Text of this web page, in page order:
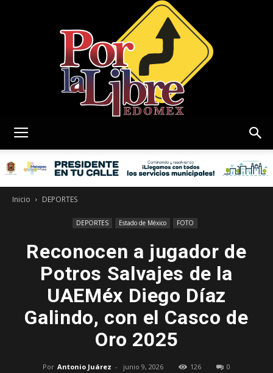
Libre
Edomex
Inicio DEPORTES
DEPORTES Estado de México FOTO
Reconocen a jugador de
Potros Salvajes de la
UAEMéx Diego Díaz
Galindo, con el Casco de
Oro 2025
Por Antonio Juárez - junio 9, 2026 126 0